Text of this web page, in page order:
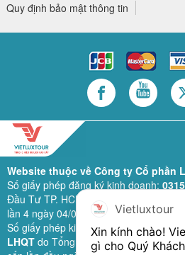
Quy định bảo mật thông tin
Website thuộc về Công ty Cổ phần
Số giấy phép đăng ký kinh doanh:
Đầu Tư TP. HCM cấp lần đầu ngày 28/
lần 4 ngày 04/06/2024).
Số giấy phép kinh doanh lữ hành quốc
LHQTdo Tổng Cục Du Lịch (nay là
Vietluxtour
Xin kính chào!
gì cho Quý